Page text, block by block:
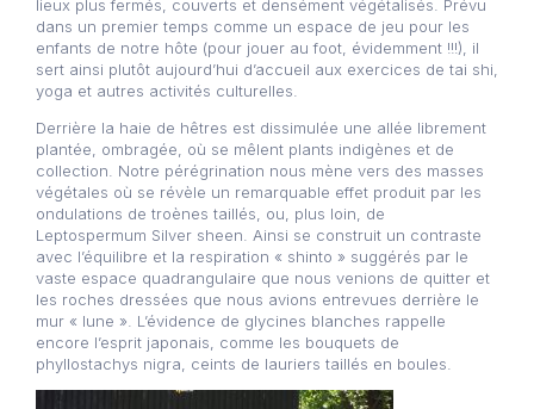
lieux plus fermés, couverts et densément végétalisés. Prévu
dans un premier temps comme un espace de jeu pour les
enfants de notre hôte (pour jouer au foot, évidemment !!!), il
sert ainsi plutôt aujourd’hui d’accueil aux exercices de tai shi,
yoga et autres activités culturelles.
Derrière la haie de hêtres est dissimulée une allée librement
plantée, ombragée, où se mêlent plants indigènes et de
collection. Notre pérégrination nous mène vers des masses
végétales où se révèle un remarquable effet produit par les
ondulations de troènes taillés, ou, plus loin, de
Leptospermum Silver sheen. Ainsi se construit un contraste
avec l’équilibre et la respiration « shinto » suggérés par le
vaste espace quadrangulaire que nous venions de quitter et
les roches dressées que nous avions entrevues derrière le
mur « lune ». L’évidence de glycines blanches rappelle
encore l’esprit japonais, comme les bouquets de
phyllostachys nigra, ceints de lauriers taillés en boules.